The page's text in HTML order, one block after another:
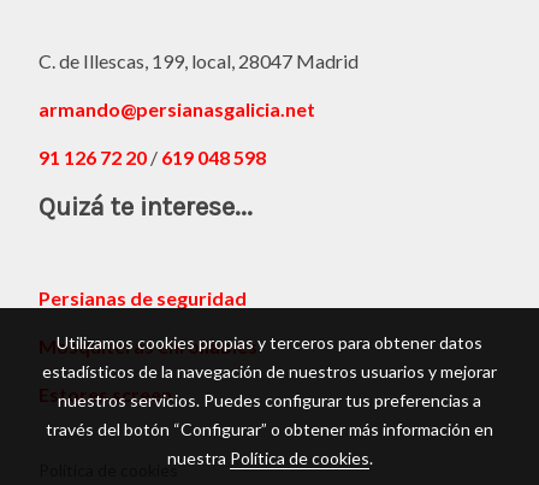
C. de Illescas, 199, local, 28047 Madrid
armando@persianasgalicia.net
91 126 72 20 / 619 048 598
Quizá te interese...
Persianas de seguridad
Mosquiteras enrollables
Estores screen
Política de cookies
Utilizamos cookies propias y terceros para obtener datos
estadísticos de la navegación de nuestros usuarios y mejorar
nuestros servicios. Puedes configurar tus preferencias a
través del botón “Configurar” o obtener más información en
nuestra Política de cookies.